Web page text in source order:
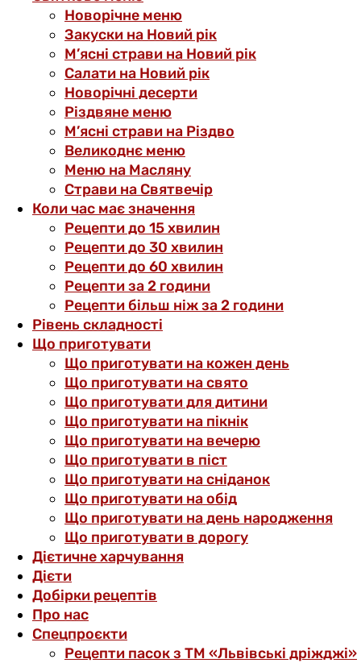
Новорічне меню
Закуски на Новий рік
М’ясні страви на Новий рік
Салати на Новий рік
Новорічні десерти
Різдвяне меню
М’ясні страви на Різдво
Великоднє меню
Меню на Масляну
Страви на Святвечір
Коли час має значення
Рецепти до 15 хвилин
Рецепти до 30 хвилин
Рецепти до 60 хвилин
Рецепти за 2 години
Рецепти більш ніж за 2 години
Рівень складності
Що приготувати
Що приготувати на кожен день
Що приготувати на свято
Що приготувати для дитини
Що приготувати на пікнік
Що приготувати на вечерю
Що приготувати в піст
Що приготувати на сніданок
Що приготувати на обід
Що приготувати на день народження
Що приготувати в дорогу
Дієтичне харчування
Дієти
Добірки рецептів
Про нас
Спецпроєкти
Рецепти пасок з ТМ «Львівські дріжджі»